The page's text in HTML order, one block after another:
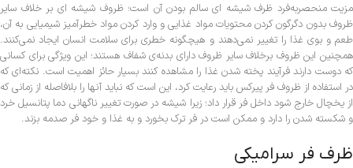
مزیت منحصر‌به‌فرد ظرف شیشه ای سالم بودن آن است؛ ظروف شیشه ای بر خلاف سایر
ظروف بدون دگرگون کردن محتویات مواد غذایی و وارد کردن مواد خطرآمیز شیمیایی به آن،
طعم و بوی غذا را تغییر نمی‌‌دهند و هیچگونه خطری برای سلامت انسان ایجاد نمی‌کنند.
همچنین این ظروف برخلاف سایر ظروف دارای بدنه‌ی شفاف هستند؛ این ویژگی برای کسانی
که دوست دارند فرآیند پخته شدن غذا را مشاهده کنند بسیار حائز اهمیت است. نکته‌ای که
در استفاده از ظروف فر پیرکس باید رعایت کرد، این است که نباید آنها را بلافاصله از زمانی که
از یخچال خارج شود داخل فر قرار داد؛ زیرا شیشه در صورت تغییر ناگهانی دما پتانسیل خرد
و شکسته شدن را دارد و ممکن است در فر ترک بخورد و به غذا و خود فر صدمه بزند.
ظرف فر سرامیکی